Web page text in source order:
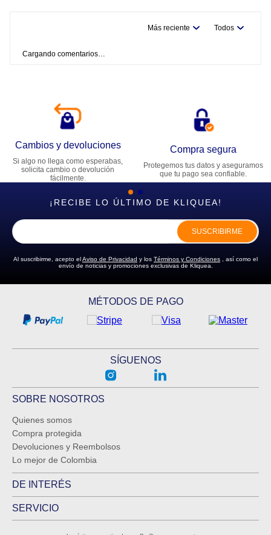
Más reciente Todos
Cargando comentarios…
Cambios y devoluciones
Si algo no llega como esperabas,
solicita cambio o devolución
fácilmente.
Compra segura
Protegemos tus datos y aseguramos
que tu pago sea confiable.
¡RECIBE LO ÚLTIMO DE KLIQUEA!
SUSCRIBIRME
Al suscribirme, acepto elAviso de Privacidad y los Términos y Condiciones , así como el
envío de noticias y promociones exclusivas de Kliquea.
MÉTODOS DE PAGO
SÍGUENOS
SOBRE NOSOTROS
Quienes somos
Compra protegida
Devoluciones y Reembolsos
Lo mejor de Colombia
DE INTERÉS
SERVICIO